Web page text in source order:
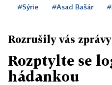
#Sýrie #Asad Bašár
Rozrušily vás
Rozptylte se
hádankou